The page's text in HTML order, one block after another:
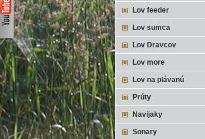
Lov feeder
Lov sumca
Lov Dravcov
Lov more
Lov na plávanú
Prúty
Navijaky
Sonary